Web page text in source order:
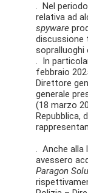
. Nel
relativa ad
spyware
discussione
sopralluoghi
. In
febbraio
Direttore
generale
(18 marzo
Repubblica,
. Anche alla
avessero
Paragon